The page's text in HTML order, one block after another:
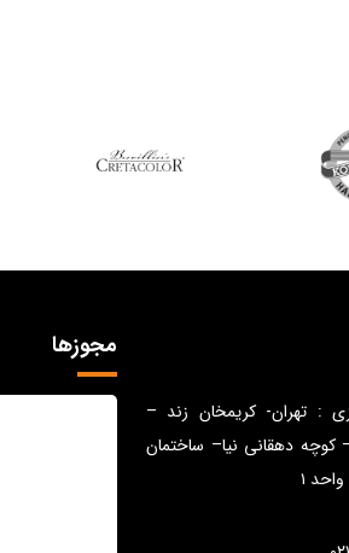
: تهران- کریمخان زند –
کوچه دهقانی نیا– ساختمان
مجوزها